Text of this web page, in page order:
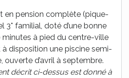
en pension complète (pique-
3* familial, doté d’une bonne
minutes à pied du centre-ville
disposition une piscine semi-
ouverte d’avril à septembre.
décrit ci-dessus est donné à